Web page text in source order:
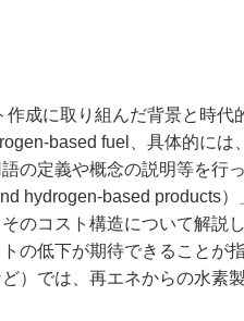
成に取り組んだ背景と時代
based fuel、具体的には
の定義や概念の説明等を行っ
hydrogen-based products）
のコスト構造について解説
の低下が期待できることが
）では、再エネからの水素